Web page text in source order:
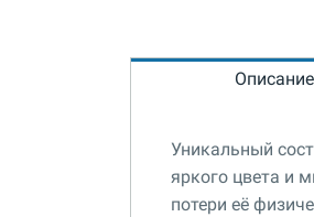
Описание
Уникальный
яркого цвета и
потери её